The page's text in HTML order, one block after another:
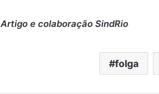
Artigo e colaboração SindRio
folga